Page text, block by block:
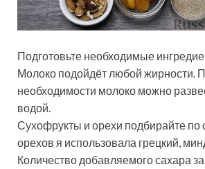
Подготовьте необходимые
Молоко подойдёт любой жирности.
необходимости молоко можно
водой.
Сухофрукты и орехи подбирайте по
орехов я использовала грецкий,
Количество добавляемого сахара